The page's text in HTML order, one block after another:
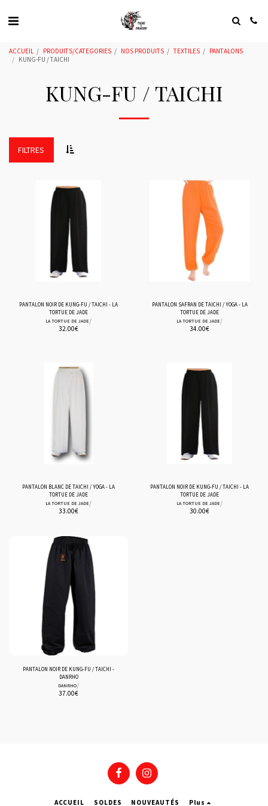
ACCUEIL PRODUITS/CATEGORIES NOS PRODUITS TEXTILES
PANTALONS
KUNG-FU / TAICHI
KUNG-FU / TAICHI
FILTRES
PANTALON NOIR DE KUNG-FU / TAICHI - LA
TORTUE DE JADE
LA TORTUE DE JADE/
32.00€
PANTALON SAFRAN DE TAICHI / YOGA - LA
TORTUE DE JADE
LA TORTUE DE JADE/
34.00€
PANTALON BLANC DE TAICHI / YOGA - LA
TORTUE DE JADE
LA TORTUE DE JADE/
33.00€
PANTALON NOIR DE KUNG-FU / TAICHI - LA
TORTUE DE JADE
LA TORTUE DE JADE/
30.00€
PANTALON NOIR DE KUNG-FU / TAICHI -
DANRHO
DANRHO/
37.00€
ACCUEIL SOLDES NOUVEAUTÉS Plus